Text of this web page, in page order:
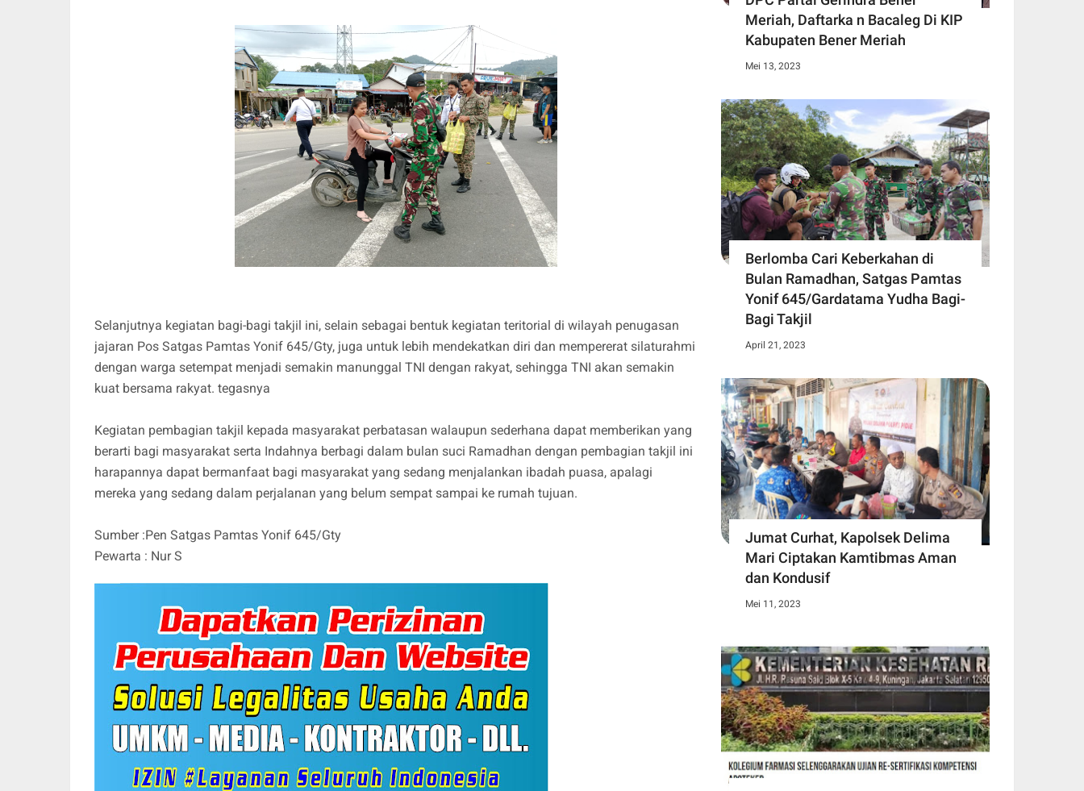
Selanjutnya kegiatan bagi-bagi takjil ini, selain sebagai bentuk kegiatan teritorial di wilayah penugasan
jajaran Pos Satgas Pamtas Yonif 645/Gty, juga untuk lebih mendekatkan diri dan mempererat silaturahmi
dengan warga setempat menjadi semakin manunggal TNI dengan rakyat, sehingga TNI akan semakin
kuat bersama rakyat. tegasnya
Kegiatan pembagian takjil kepada masyarakat perbatasan walaupun sederhana dapat memberikan yang
berarti bagi masyarakat serta Indahnya berbagi dalam bulan suci Ramadhan dengan pembagian takjil ini
harapannya dapat bermanfaat bagi masyarakat yang sedang menjalankan ibadah puasa, apalagi
mereka yang sedang dalam perjalanan yang belum sempat sampai ke rumah tujuan.
Sumber :Pen Satgas Pamtas Yonif 645/Gty
Pewarta : Nur S
Meriah, Daftarka n Bacaleg Di KIP
Kabupaten Bener Meriah
Mei 13, 2023
Berlomba Cari Keberkahan di
Bulan Ramadhan, Satgas Pamtas
Yonif 645/Gardatama Yudha Bagi-
Bagi Takjil
April 21, 2023
Jumat Curhat, Kapolsek Delima
Mari Ciptakan Kamtibmas Aman
dan Kondusif
Mei 11, 2023